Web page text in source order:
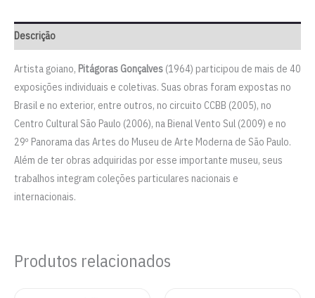
Descrição
Artista goiano, Pitágoras Gonçalves (1964) participou de mais de 40
exposições individuais e coletivas. Suas obras foram expostas no
Brasil e no exterior, entre outros, no circuito CCBB (2005), no
Centro Cultural São Paulo (2006), na Bienal Vento Sul (2009) e no
29º Panorama das Artes do Museu de Arte Moderna de São Paulo.
Além de ter obras adquiridas por esse importante museu, seus
trabalhos integram coleções particulares nacionais e
internacionais.
Produtos relacionados